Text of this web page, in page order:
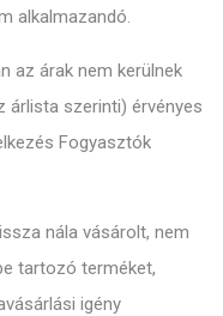
alkalmazandó.
az árak nem kerülnek
árlista szerinti) érvényes
Fogyasztók
nála vásárolt, nem
tartozó terméket,
igény